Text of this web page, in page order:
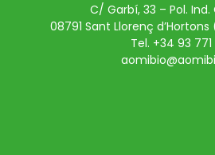
C/ Garbí, 33 – Pol. Ind.
08791 Sant Llorenç
Tel. +34 93 771